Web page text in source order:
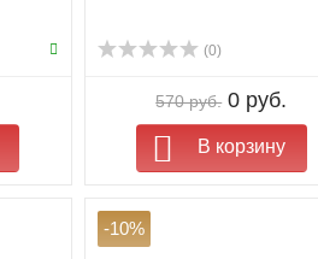
(0)
570 руб. 0 руб.
В корзину
-10%